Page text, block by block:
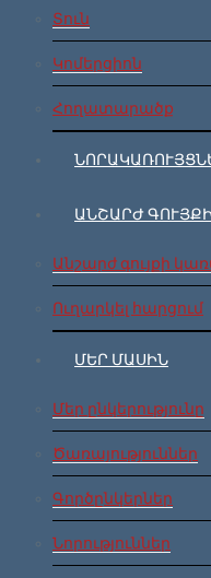
Տուն
Կոմերցիոն
Հողատարածք
ԱՆՇԱՐԺ
Անշարժ գույքի
Ուղարկել հարցում
ՄԵՐ ՄԱՍԻՆ
Մեր ընկերությունը
Ծառայություններ
Գործընկերներ
Նորություններ